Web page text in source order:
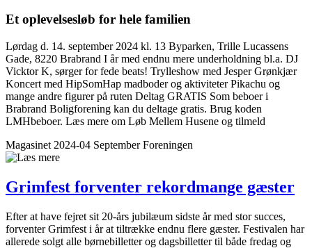
Et oplevelsesløb for hele familien
Lørdag d. 14. september 2024 kl. 13 Byparken, Trille Lucassens
Gade, 8220 Brabrand I år med endnu mere underholdning bl.a. DJ
Vicktor K, sørger for fede beats! Trylleshow med Jesper Grønkjær
Koncert med HipSomHap madboder og aktiviteter Pikachu og
mange andre figurer på ruten Deltag GRATIS Som beboer i
Brabrand Boligforening kan du deltage gratis. Brug koden
LMHbeboer. Læs mere om Løb Mellem Husene og tilmeld
Magasinet 2024-04 September Foreningen
Grimfest forventer rekordmange gæster
Efter at have fejret sit 20-års jubilæum sidste år med stor succes,
forventer Grimfest i år at tiltrække endnu flere gæster. Festivalen har
allerede solgt alle børnebilletter og dagsbilletter til både fredag og